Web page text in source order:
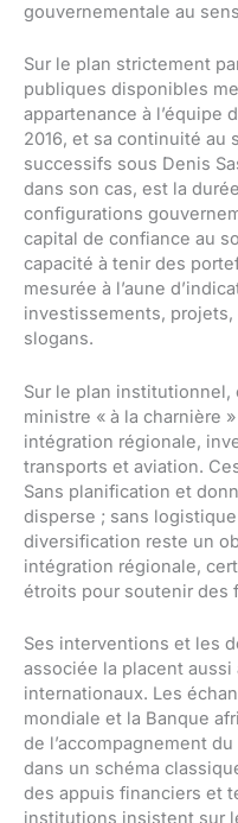
gouvernementale au
Sur le plan strictement
publiques disponibles
appartenance à l’équipe
2016, et sa continuité au
successifs sous Denis
dans son cas, est la
configurations
capital de confiance au
capacité à tenir des
mesurée à l’aune
investissements,
slogans.
Sur le plan
ministre « à la charnière
intégration régionale,
transports et aviation.
Sans planification et
disperse ; sans
diversification reste un
intégration régionale,
étroits pour soutenir des
Ses interventions et les
associée la placent
internationaux. Les
mondiale et la Banque
de l’accompagnement
dans un schéma
des appuis financiers et
institutions insistent sur